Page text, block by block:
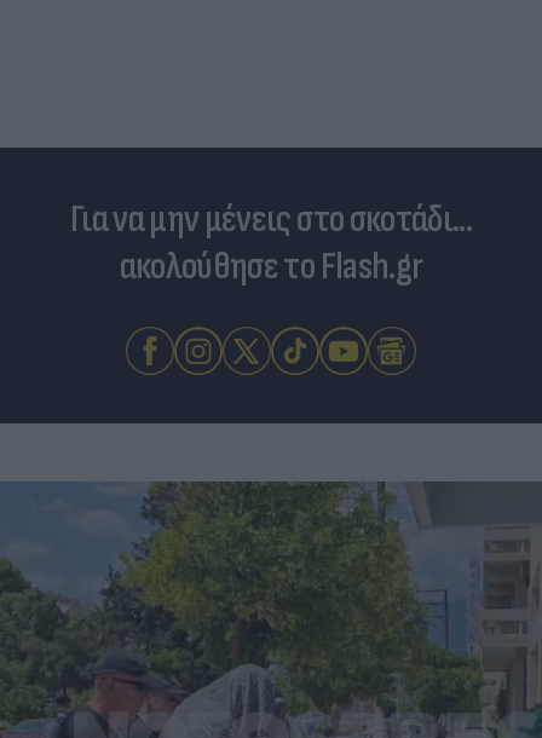
Για να μην μένεις στο σκοτάδι...
ακολούθησε το Flash.gr